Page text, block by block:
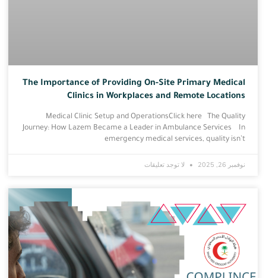
The Importance of Providing On-Site Primary Medical
Clinics in Workplaces and Remote Locations
Medical Clinic Setup and OperationsClick here The Quality
Journey: How Lazem Became a Leader in Ambulance Services In
emergency medical services, quality isn’t
نوفمبر 26, 2025 لا توجد تعليقات